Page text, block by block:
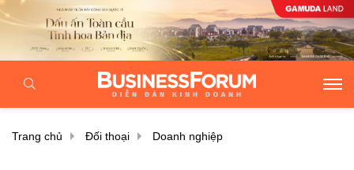
Trang chủ Đối thoại Doanh nghiệp